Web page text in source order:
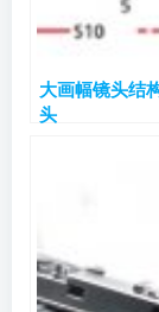
大画幅镜头结
头